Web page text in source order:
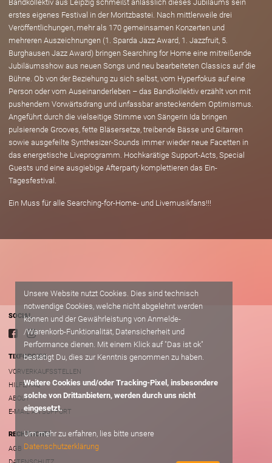
Bandkollektiv aus Leipzig schmeißt anlässlich dieses Jubiläums sein
erstes eigenes Festival in der Moritzbastei. Nach mittlerweile drei
Veröffentlichungen, mehr als 170 gemeinsamen Konzerten und
mehreren Auszeichnungen (1. Sparda Jazz Award, 1. Jazzfruit, 5.
Burghausen Jazz Award) bringen Searching for Home eine mitreißende
Jubiläumsshow aus neuen Songs und neu bearbeiteten Classics auf die
Bühne. Ob von der Beziehung zu sich selbst, vom Hyperfokus auf eine
Person oder vom Auseinanderleben – das Bandkollektiv erzählt von mit
pushendem Vorwärtsdrang und unfassbar ansteckendem Optimismus.
Angeführt durch die vielseitige Stimme von Sängerin Ida bringen
pulsierende Grooves, fette Bläsersetze, treibende Bässe und Gitarren
sowie ausgefeilte Synthesizer-Sounds immer wieder neue Facetten in
das energetische Liveprogramm. Hochkarätige Support-Acts, Special
Guests und eine ausgiebige Afterparty komplettieren das Ein-
Tagesfestival.
Ein Muss für alle Searching-for-Home- und Livemusikfans!!!
SOCIAL
TIXFORGIGS
VORVERKAUFSSTELLEN
HILFE/FAQ
ABOUT
E-MAIL AN SUPPORT
RECHTLICHES
AGB
Unsere Website nutzt Cookies. Dies sind technisch
notwendige Cookies, welche nicht abgelehnt werden
können und der Gewährleistung von Anmelde-
/Warenkorb-Funktionalität, Datensicherheit und
Performance dienen. Mit einem Klick auf "Das ist ok"
bestätigt Du, dies zur Kenntnis genommen zu haben.
Weitere Cookies und/oder Tracking-Pixel, insbesondere
solche von Drittanbietern, werden durch uns nicht
eingesetzt.
Um mehr zu erfahren, lies bitte unsere
Datenschutzerklärung